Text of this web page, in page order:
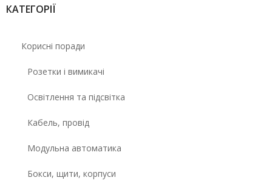
КАТЕГОРІЇ
Корисні поради
Розетки і вимикачі
Освітлення та підсвітка
Кабель, провід
Модульна автоматика
Бокси, щити, корпуси